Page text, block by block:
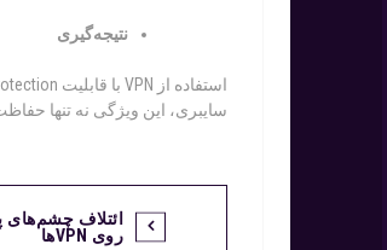
نتیجه‌گیری
سایبری، این ویژگی نه تنها
ائتلاف چشم‌های
روی VPNها